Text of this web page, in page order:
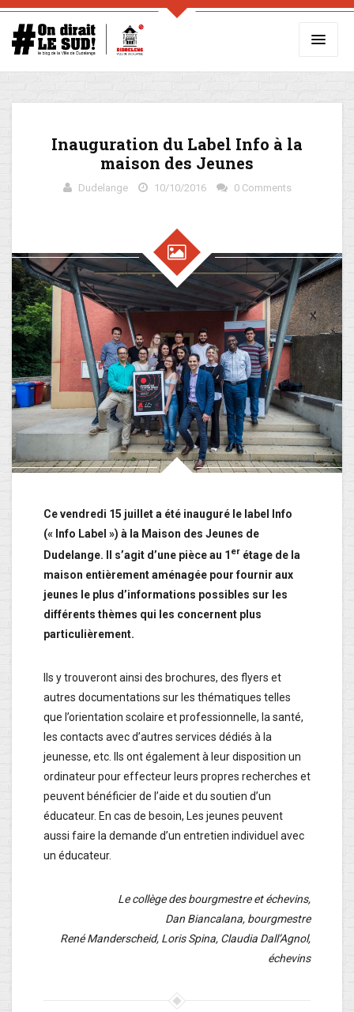
Inauguration du Label Info à la
maison des Jeunes
Dudelange 10/10/2016 0 Comments
Ce vendredi 15 juillet a été inauguré le label Info
(« Info Label ») à la Maison des Jeunes de
Dudelange. Il s’agit d’une pièce au 1 er étage de la
maison entièrement aménagée pour fournir aux
jeunes le plus d’informations possibles sur les
différents thèmes qui les concernent plus
particulièrement.
Ils y trouveront ainsi des brochures, des flyers et
autres documentations sur les thématiques telles
que l’orientation scolaire et professionnelle, la santé,
les contacts avec d’autres services dédiés à la
jeunesse, etc. Ils ont également à leur disposition un
ordinateur pour effecteur leurs propres recherches et
peuvent bénéficier de l’aide et du soutien d’un
éducateur. En cas de besoin, Les jeunes peuvent
aussi faire la demande d’un entretien individuel avec
un éducateur.
Le collège des bourgmestre et échevins,
Dan Biancalana, bourgmestre
René Manderscheid, Loris Spina, Claudia Dall’Agnol,
échevins